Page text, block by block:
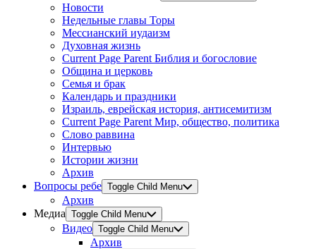
Новости
Недельные главы Торы
Мессианский иудаизм
Духовная жизнь
Current Page Parent Библия и богословие
Община и церковь
Семья и брак
Календарь и праздники
Израиль, еврейская история, антисемитизм
Current Page Parent Мир, общество, политика
Слово раввина
Интервью
Истории жизни
Архив
Вопросы ребе Toggle Child Menu
Архив
Медиа Toggle Child Menu
Видео Toggle Child Menu
Архив